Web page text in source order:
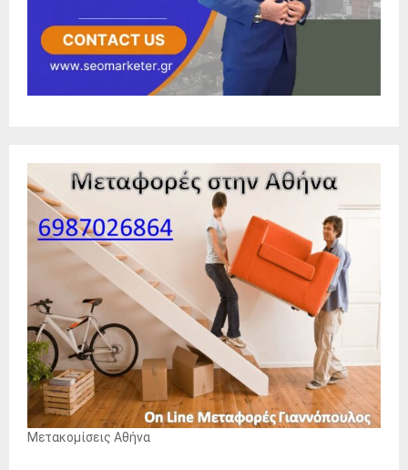
Μετακομίσεις Αθήνα